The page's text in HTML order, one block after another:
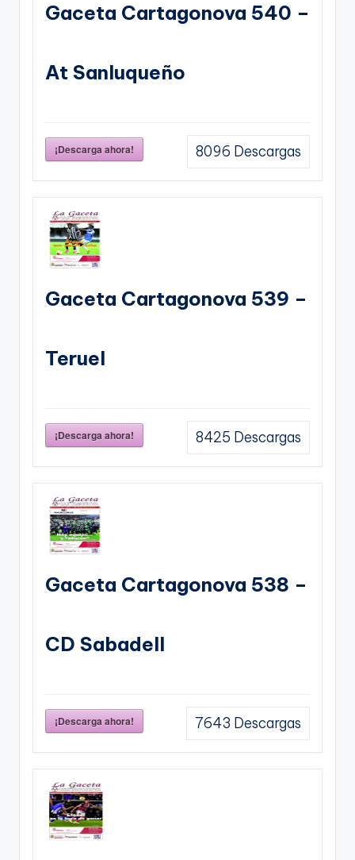
Gaceta Cartagonova 540 –
At Sanluqueño
¡Descarga ahora! 8096 Descargas
Gaceta Cartagonova 539 –
Teruel
¡Descarga ahora! 8425 Descargas
Gaceta Cartagonova 538 –
CD Sabadell
¡Descarga ahora! 7643 Descargas